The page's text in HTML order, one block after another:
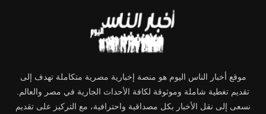
موقع أخبار الناس اليوم هو منصة إخبارية مصرية متكاملة تهدف إلى
تقديم تغطية شاملة وموثوقة لكافة الأحداث الجارية في مصر والعالم.
نسعى إلى نقل الأخبار بكل مصداقية واحترافية، مع التركيز على تقديم